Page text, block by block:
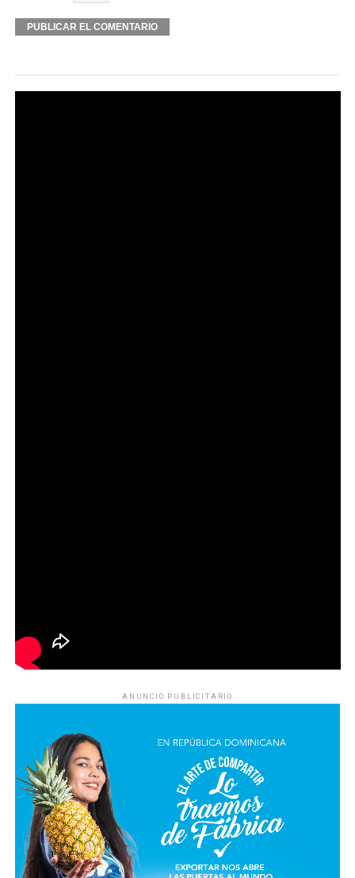
ANUNCIO PUBLICITARIO